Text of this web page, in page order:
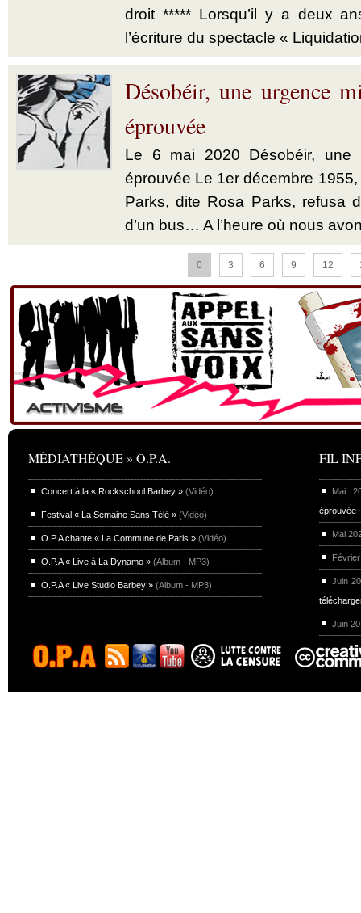
droit ***** Lorsqu’il y a deux
l’écriture du spectacle «
Désobéir, une urgence
éprouvée
Le 6 mai 2020 Désobéir, une
éprouvée Le 1er décembre
Parks, dite Rosa Parks, refusa
d’un bus… A l’heure où nous
0 3 6 9 12
MÉDIATHÈQUE » O.P.A.
Concert à la « Rockschool Barbey » (Vidéo)
Festival « La Semaine Sans Télé » (Vidéo)
O.P.A chante « La Commune de Paris » (Vidéo)
O.P.A « Live à La Dynamo » (Album - MP3)
O.P.A « Live Studio Barbey » (Album - MP3)
FIL
Mai
éprouvée
Mai
Juin
Juin